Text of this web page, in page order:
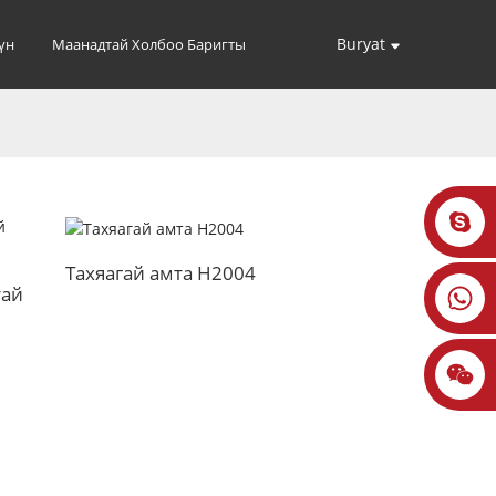
Маанадтай Холбоо Баригты Buryat
Тахяагай амта H2004